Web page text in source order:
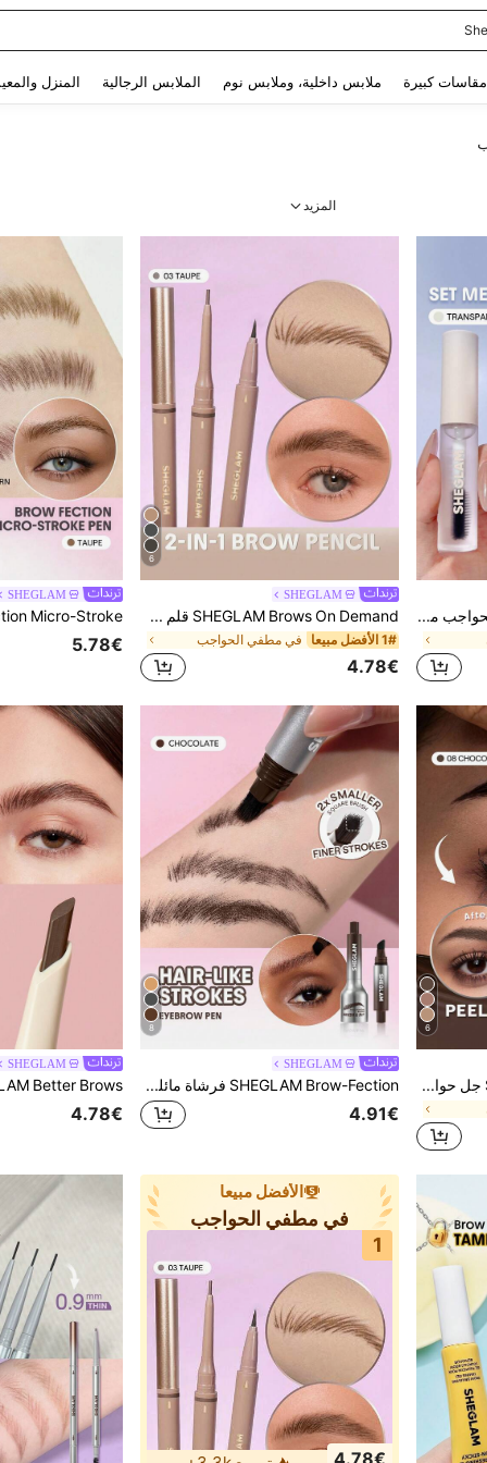
مقاسات كبيرة ملابس داخلية، وملابس نوم الملابس الرجالية المنزل
المزيد
SHEGLAM Set Me Up جل الحواجب محدد ماركة تجميل ومكياج للنساء والفتيات
6
SHEGLAM
SHEGLAM Brows On Demand قلم حواجب 2 في 1-Taupe محدد ماركة تجميل ومكياج للنساء والفتيات
1# الأفضل مبيعا في مطفي الحواجب
4.78€
SHEGLAM
5.78€
6
SHEGLAM Tint Lock Tattoo جل حواجب قابل للتقشير-Chocolate ماركة تجميل ومكياج للنساء والفتيات
8
SHEGLAM
SHEGLAM Brow-Fection فرشاة مائلة وبودرة-Chocolate محدد ماركة تجميل ومكياج للنساء والفتيات
4.91€
SHEGLAM
4.78€
الأفضل مبيعا
في مطفي الحواجب
1